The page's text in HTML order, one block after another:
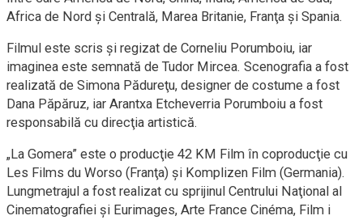
Africa de Nord şi Centrală, Marea Britanie, Franţa şi Spania.
Filmul este scris şi regizat de Corneliu Porumboiu, iar
imaginea este semnată de Tudor Mircea. Scenografia a fost
realizată de Simona Pădureţu, designer de costume a fost
Dana Păpăruz, iar Arantxa Etcheverria Porumboiu a fost
responsabilă cu direcţia artistică.
„La Gomera” este o producţie 42 KM Film în coproducţie cu
Les Films du Worso (Franţa) şi Komplizen Film (Germania).
Lungmetrajul a fost realizat cu sprijinul Centrului Naţional al
Cinematografiei şi Eurimages, Arte France Cinéma, Film i